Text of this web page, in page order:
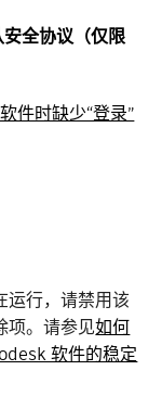
安全协议（仅限
件时缺少“登录”
运行，请禁用该
项。请参见如何
软件的稳定